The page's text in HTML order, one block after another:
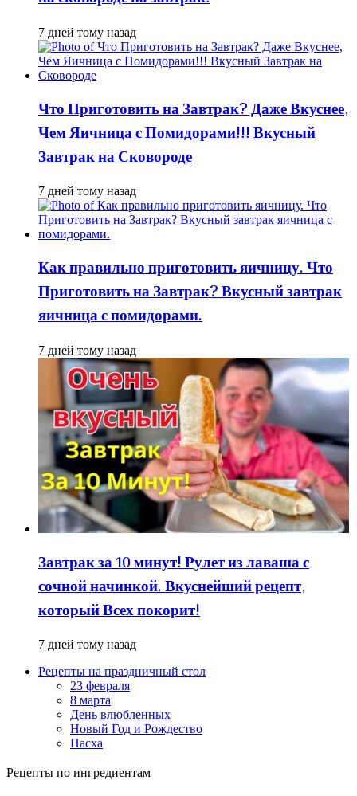
7 дней тому назад
Что Приготовить на Завтрак? Даже Вкуснее,
Чем Яичница с Помидорами!!! Вкусный
Завтрак на Сковороде
7 дней тому назад
Как правильно приготовить яичницу. Что
Приготовить на Завтрак? Вкусный завтрак
яичница с помидорами.
7 дней тому назад
Завтрак за 10 минут! Рулет из лаваша с
сочной начинкой. Вкуснейший рецепт,
который Всех покорит!
7 дней тому назад
Рецепты на праздничный стол
23 февраля
8 марта
День влюбленных
Новый Год и Рождество
Пасха
Рецепты по ингредиентам